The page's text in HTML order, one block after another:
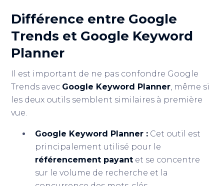
Différence entre Google
Trends et Google Keyword
Planner
Il est important de ne pas confondre Google
Trends avec Google Keyword Planner, même si
les deux outils semblent similaires à première
vue.
Google Keyword Planner : Cet outil est
principalement utilisé pour le
référencement payant et se concentre
sur le volume de recherche et la